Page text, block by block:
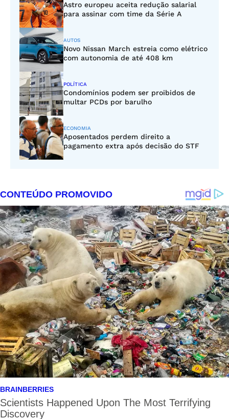
Astro europeu aceita redução salarial
para assinar com time da Série A
AUTOS
Novo Nissan March estreia como elétrico
com autonomia de até 408 km
POLÍTICA
Condomínios podem ser proibidos de
multar PCDs por barulho
ECONOMIA
Aposentados perdem direito a
pagamento extra após decisão do STF